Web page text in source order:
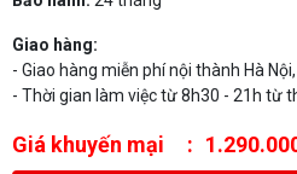
Giao hàng:
- Giao hàng miễn phí nội thành Hà
- Thời gian làm việc từ 8h30 - 21h từ
Giá khuyến mại